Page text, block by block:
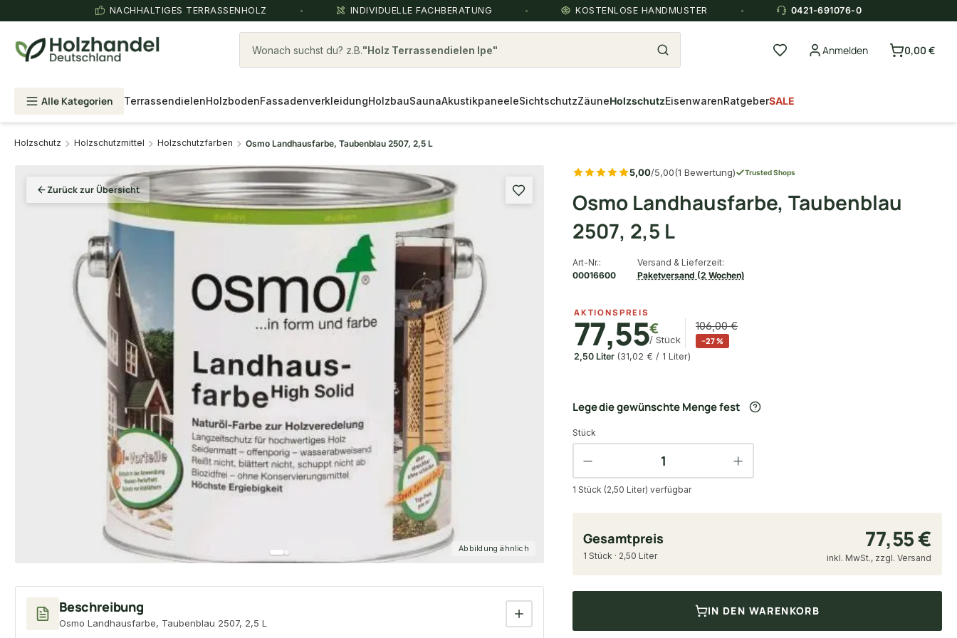
NACHHALTIGES TERRASSENHOLZ INDIVIDUELLE FACHBERATUNG KOSTENLOSE HANDMUSTER 0421-691076-0
Wonach suchst du? z.B. Bauholz Fichte Anmelden 0,00 €
Alle Kategorien TerrassendielenHolzbodenFassadenverkleidungHolzbauSaunaAkustikpaneeleSichtschutzZäuneHolzschutzEisenwarenRatgeberSALE
Holzschutz Holzschutzmittel Holzschutzfarben Osmo Landhausfarbe, Taubenblau 2507, 2,5 L
Zurück zur Übersicht
Abbildung ähnlich
Beschreibung
Osmo Landhausfarbe, Taubenblau 2507, 2,5 L
5,00/5,00(1 Bewertung) Trusted Shops
Osmo Landhausfarbe, Taubenblau
2507, 2,5 L
Art-Nr.:
00016600
Versand & Lieferzeit:
Paketversand (2 Wochen)
AKTIONSPREIS
77,55€
/ Stück
106,00 €
−27 %
2,50 Liter (31,02 € / 1 Liter)
Lege die gewünschte Menge fest
Stück
1 Stück (2,50 Liter) verfügbar
Gesamtpreis 77,55 €
1 Stück · 2,50 Liter inkl. MwSt., zzgl. Versand
IN DEN WARENKORB